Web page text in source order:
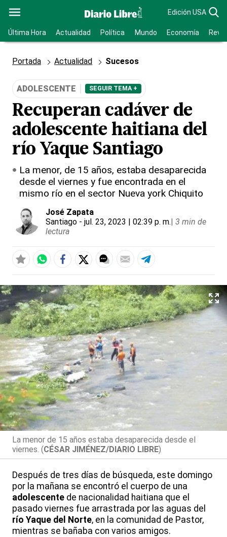
Edición USA
Última Hora Actualidad Política Mundo Economía
Portada Actualidad Sucesos
ADOLESCENTE SEGUIR TEMA +
Recuperan cadáver de
adolescente haitiana del
río Yaque Santiago
La menor, de 15 años, estaba desaparecida
desde el viernes y fue encontrada en el
mismo río en el sector Nueva york Chiquito
José Zapata
Santiago - jul. 23, 2023 | 02:39 p. m.| 3 min de
lectura
La menor de 15 años estaba desaparecida desde el
viernes. (CÉSAR JIMÉNEZ/DIARIO LIBRE)
Después de tres días de búsqueda, este domingo
por la mañana se encontró el cuerpo de una
adolescente de nacionalidad haitiana que el
pasado viernes fue arrastrada por las aguas del
río Yaque del Norte, en la comunidad de Pastor,
mientras se bañaba con varios amigos.